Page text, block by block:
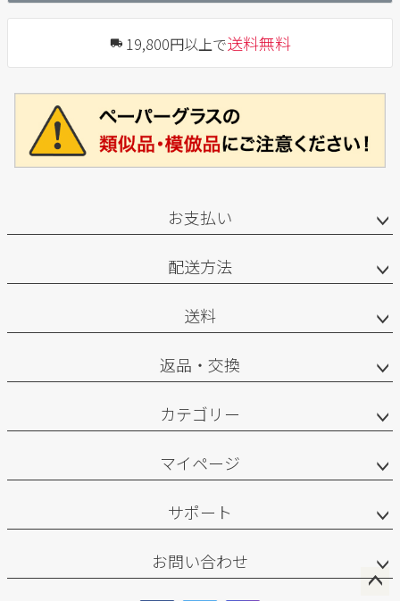
19,800円以上で送料無料
お支払い
配送方法
送料
返品・交換
カテゴリー
マイページ
サポート
お問い合わせ